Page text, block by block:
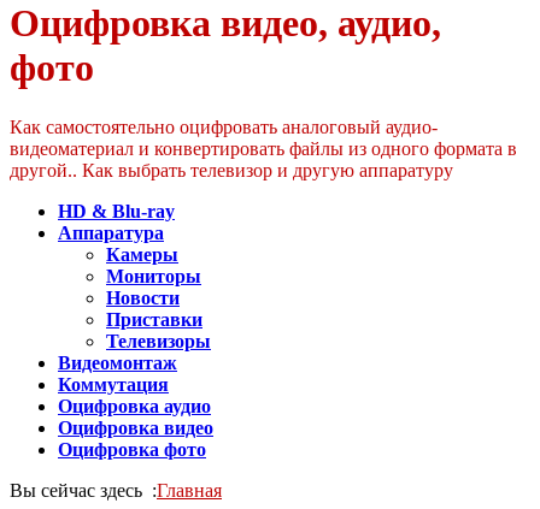
Оцифровка видео, аудио,
фото
Как самостоятельно оцифровать аналоговый аудио-
видеоматериал и конвертировать файлы из одного формата в
другой.. Как выбрать телевизор и другую аппаратуру
HD & Blu-ray
Аппаратура
Камеры
Мониторы
Новости
Приставки
Телевизоры
Видеомонтаж
Коммутация
Оцифровка аудио
Оцифровка видео
Оцифровка фото
Вы сейчас здесь :Главная